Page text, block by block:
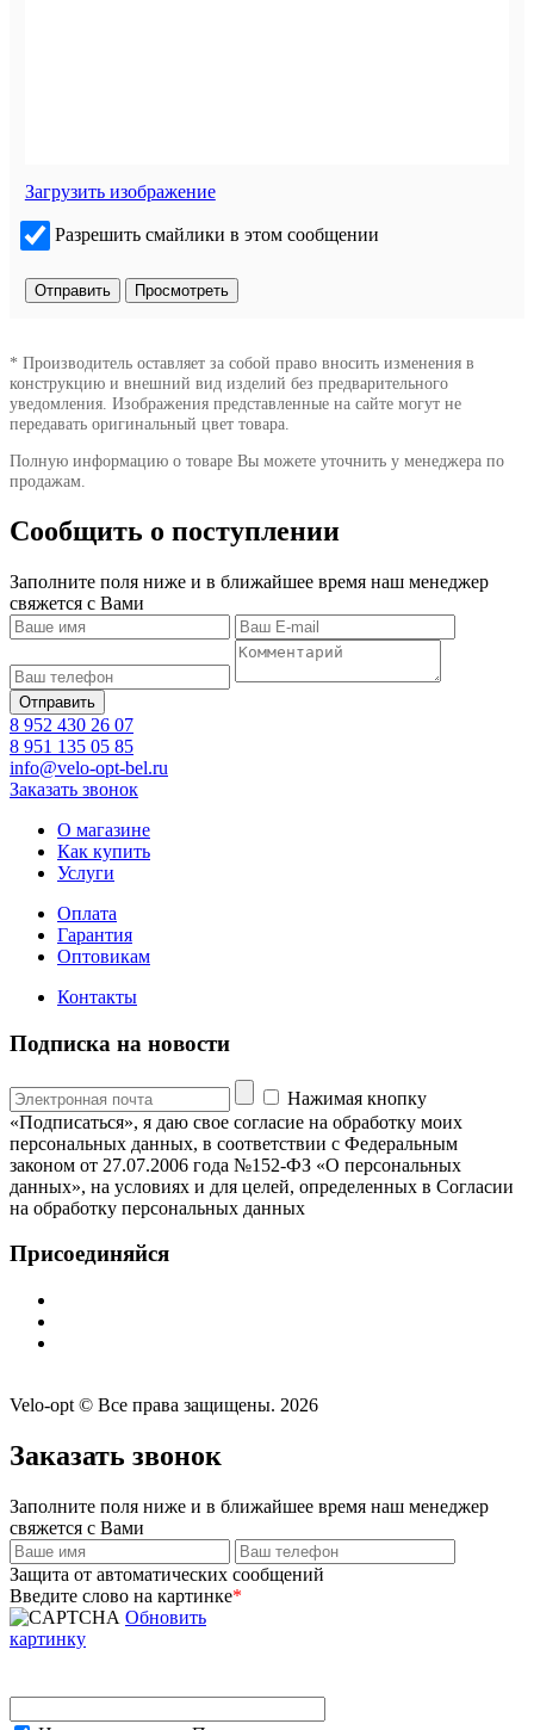
Загрузить изображение
Разрешить смайлики в этом сообщении
* Производитель оставляет за собой право вносить изменения в
конструкцию и внешний вид изделий без предварительного
уведомления. Изображения представленные на сайте могут не
передавать оригинальный цвет товара.
Полную информацию о товаре Вы можете уточнить у менеджера по
продажам.
Сообщить о поступлении
Заполните поля ниже и в ближайшее время наш менеджер
свяжется с Вами
8 952 430 26 07
8 951 135 05 85
info@velo-opt-bel.ru
Заказать звонок
О магазине
Как купить
Услуги
Оплата
Гарантия
Оптовикам
Контакты
Подписка на новости
Нажимая кнопку
«Подписаться», я даю свое согласие на обработку моих
персональных данных, в соответствии с Федеральным
законом от 27.07.2006 года №152-ФЗ «О персональных
данных», на условиях и для целей, определенных в Согласии
на обработку персональных данных
Присоединяйся
Velo-opt © Все права защищены. 2026
Заказать звонок
Заполните поля ниже и в ближайшее время наш менеджер
свяжется с Вами
Защита от автоматических сообщений
Введите слово на картинке*
Обновить
картинку